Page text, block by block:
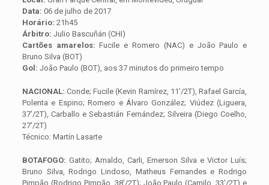
Data: 06 de julho de 2017
Horário: 21h45
Árbitro: Julio Bascuñán (CHI)
Cartões amarelos: Fucile e Romero (NAC) e João Paulo e
Bruno Silva (BOT)
Gol: João Paulo (BOT), aos 37 minutos do primeiro tempo
NACIONAL: Conde; Fucile (Kevin Ramírez, 11’/2T), Rafael García,
Polenta e Espino; Romero e Álvaro González; Viúdez (Liguera,
37’/2T), Carballo e Sebastián Fernández; Silveira (Diego Coelho,
27’/2T)
Técnico: Martín Lasarte
BOTAFOGO: Gatito; Arnaldo, Carli, Emerson Silva e Victor Luís;
Bruno Silva, Rodrigo Lindoso, Matheus Fernandes e Rodrigo
Pimpão (Rodrigo Pimpão, 38’/2T); João Paulo (Camilo, 33’/2T) e